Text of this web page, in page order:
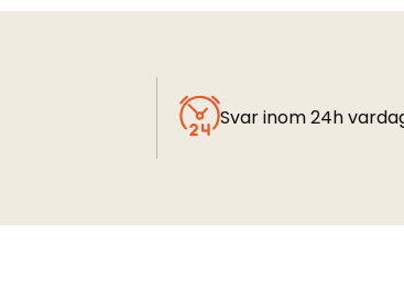
Svar inom 24h